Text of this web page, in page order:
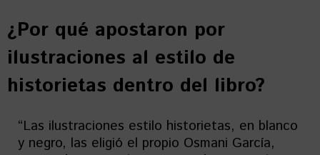
¿Por qué apostaron por
ilustraciones al estilo de
historietas dentro del libro?
“Las ilustraciones estilo historietas, en blanco
y negro, las eligió el propio Osmani García,